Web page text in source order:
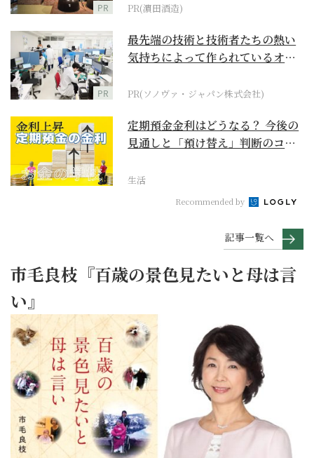
PR PR(濵田酒造)
PR
最先端の技術と技術者たちの熱い
気持ちによって作られているオー
PR(ソノヴァ・ジャパン株式会社)
定期預金金利はどうなる？ 今後の
見通しと「預け替え」判断のコツ
生活
Recommended by
記事一覧へ
市毛良枝『百歳の景色見たいと母は言
い』